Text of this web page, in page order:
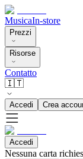
MusicaIn-store
Prezzi
Risorse
Contatto
🇮🇹
Accedi Crea
Accedi
Nessuna carta